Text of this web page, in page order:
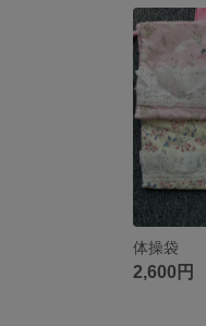
体操袋
2,600円